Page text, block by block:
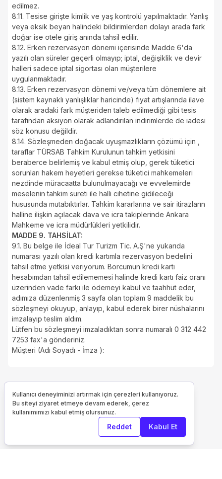
edilmez.
8.11. Tesise girişte kimlik ve yaş kontrolü yapılmaktadır. Yanlış
veya eksik beyan halindeki bildirimlerden dolayı arada fark
doğar ise otele giriş anında tahsil edilir.
8.12. Erken rezervasyon dönemi içerisinde Madde 6'da
yazılı olan süreler geçerli olmayıp; iptal, değişiklik ve devir
halleri sadece iptal sigortası olan müşterilere
uygulanmaktadır.
8.13. Erken rezervasyon dönemi ve/veya tüm dönemlere ait
(sistem kaynaklı yanlışlıklar haricinde) fiyat artışlarında ilave
olarak aradaki fark müşteriden taleb edilmediği gibi tesis
tarafından aksiyon olarak adlandırılan indirimlerde de iadesi
söz konusu değildir.
8.14. Sözleşmeden doğacak uyuşmazlıkların çözümü için ,
taraflar TÜRSAB Tahkim Kurulunun tahkim yetkisini
beraberce belirlemiş ve kabul etmiş olup, gerek tüketici
sorunları hakem heyetleri gerekse tüketici mahkemeleri
nezdinde müracaatta bulunulmayacağı ve evvelemirde
meselenin tahkim sureti ile halli cihetine gidileceği
hususunda mutabıktırlar. Tahkim kararlarına ve sair itirazların
halline ilişkin açılacak dava ve icra takiplerinde Ankara
Mahkeme ve icra müdürlükleri yetkilidir.
MADDE 9. TAHSİLAT:
9.1. Bu belge ile İdeal Tur Turizm Tic. A.Ş'ne yukarıda
numarası yazılı olan kredi kartımla rezervasyon bedelini
tahsil etme yetkisi veriyorum. Borcumun kredi kartı
hesabımdan tahsil edilememesi halinde kredi kartı faiz oranı
üzerinden vade farkı ile ödemeyi kabul ve taahhüt eder,
adımıza düzenlenmiş 3 sayfa olan toplam 9 maddelik bu
sözleşmeyi okuyup, anlayıp, kabul ederek birer nüshalarını
imzalayıp teslim aldım.
Lütfen bu sözleşmeyi imzaladıktan sonra numaralı 0 312 442
7253 fax'a gönderiniz.
Müşteri (Adı Soyadı - İmza ):
Kullanıcı deneyiminizi artırmak için çerezleri kullanıyoruz.
Bu siteyi ziyaret etmeye devam ederek, çerez
kullanımımızı kabul etmiş olursunuz.
Reddet Kabul Et